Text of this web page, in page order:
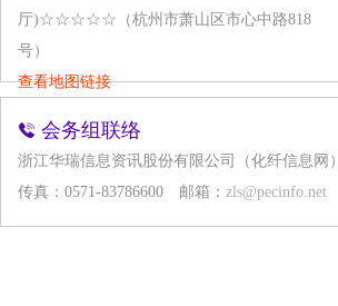
厅)☆☆☆☆☆（杭州市萧山区市心中路818
号）
查看地图链接
会务组联络
浙江华瑞信息资讯股份有限公司（化纤信息网）
传真：0571-83786600
邮箱： zls@pecinfo.net